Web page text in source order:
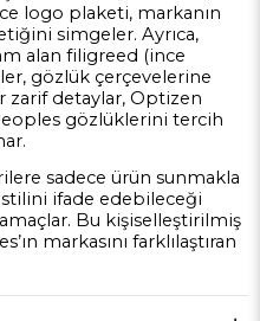
logo plaketi, markanın
simgeler. Ayrıca,
alan filigreed (ince
gözlük çerçevelerine
zarif detaylar, Optizen
gözlüklerini tercih
sadece ürün sunmakla
stilini ifade edebileceği
Bu kişiselleştirilmiş
markasını farklılaştıran